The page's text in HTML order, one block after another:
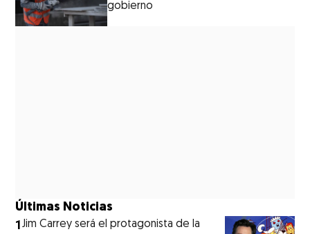
gobierno
Últimas Noticias
1Jim Carrey será el protagonista de la